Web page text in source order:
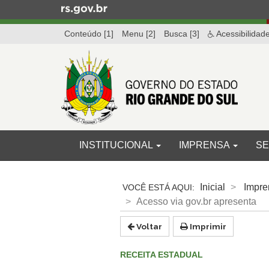
para
Conteúdo [1] Menu [2] Busca [3] Acessibilidade
do
INICIAL
INSTITUCIONAL IMPRENSA
Inicial
Acesso via gov.br apresenta
Voltar Imprimir
RECEITA ESTADUAL